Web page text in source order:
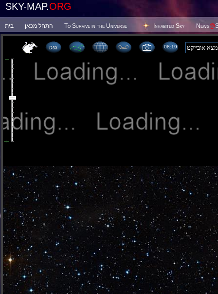
SKY-MAP.ORG
בית התחל מכאן To Survive in the Universe Inhabited Sky News@
08 19